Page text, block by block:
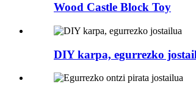
Wood Castle Block Toy
DIY karpa, egurrezko